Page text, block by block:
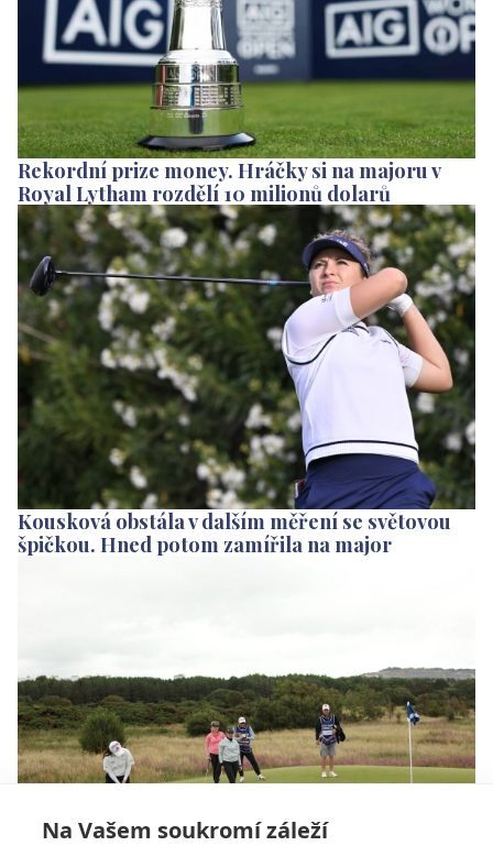
Na Vašem soukromí záleží
Rekordní prize money. Hráčky si na majoru v
Royal Lytham rozdělí 10 milionů dolarů
Kousková obstála v dalším měření se světovou
špičkou. Hned potom zamířila na major